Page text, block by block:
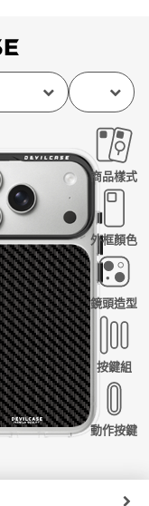
商品樣式
外框顏色
鏡頭造型
按鍵組
動作按鍵